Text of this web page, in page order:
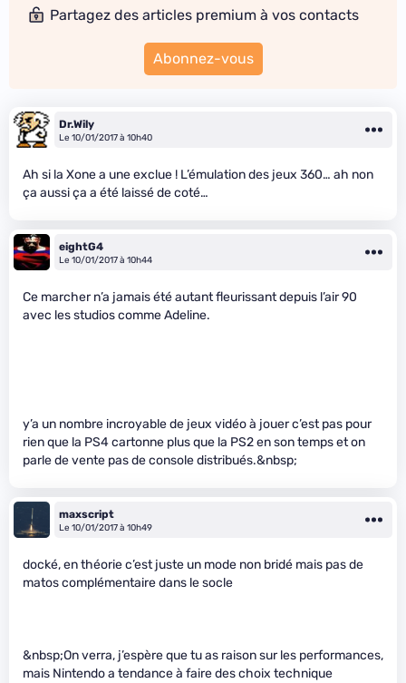
Partagez des articles premium à vos contacts
Abonnez-vous
Dr.Wily
Le 10/01/2017 à 10h40
Ah si la Xone a une exclue ! L’émulation des jeux 360… ah non
ça aussi ça a été laissé de coté…
eightG4
Le 10/01/2017 à 10h44
Ce marcher n’a jamais été autant fleurissant depuis l’air 90
avec les studios comme Adeline.
y’a un nombre incroyable de jeux vidéo à jouer c’est pas pour
rien que la PS4 cartonne plus que la PS2 en son temps et on
parle de vente pas de console distribués.&nbsp;
maxscript
Le 10/01/2017 à 10h49
docké, en théorie c’est juste un mode non bridé mais pas de
matos complémentaire dans le socle
&nbsp;On verra, j’espère que tu as raison sur les performances,
mais Nintendo a tendance à faire des choix technique